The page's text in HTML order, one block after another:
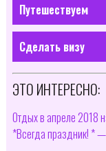
Путешествуем
Сделать визу
ЭТО ИНТЕРЕСНО:
Отдых в апреле 2018
*Всегда праздник! *